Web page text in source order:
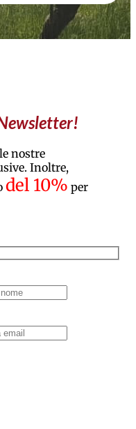
nostre
Inoltre,
del 10% per